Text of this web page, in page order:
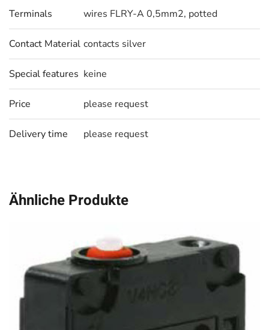
Terminals wires FLRY-A 0,5mm2, potted
Contact Material contacts silver
Special features keine
Price please request
Delivery time please request
Ähnliche Produkte